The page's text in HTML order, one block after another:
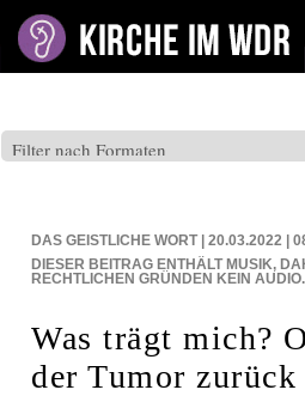
DAS GEISTLICHE WORT | 20.03.2022 |
DIESER BEITRAG ENTHÄLT MUSIK,
RECHTLICHEN GRÜNDEN KEIN AUDIO.
Was trägt mich?
der Tumor